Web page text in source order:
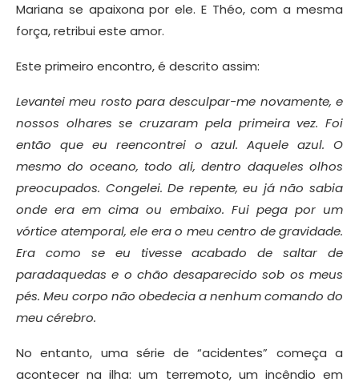
Mariana se apaixona por ele. E Théo, com a mesma
força, retribui este amor.
Este primeiro encontro, é descrito assim:
Levantei meu rosto para desculpar-me novamente, e
nossos olhares se cruzaram pela primeira vez. Foi
então que eu reencontrei o azul. Aquele azul. O
mesmo do oceano, todo ali, dentro daqueles olhos
preocupados. Congelei. De repente, eu já não sabia
onde era em cima ou embaixo. Fui pega por um
vórtice atemporal, ele era o meu centro de gravidade.
Era como se eu tivesse acabado de saltar de
paradaquedas e o chão desaparecido sob os meus
pés. Meu corpo não obedecia a nenhum comando do
meu cérebro.
No entanto, uma série de “acidentes” começa a
acontecer na ilha: um terremoto, um incêndio em